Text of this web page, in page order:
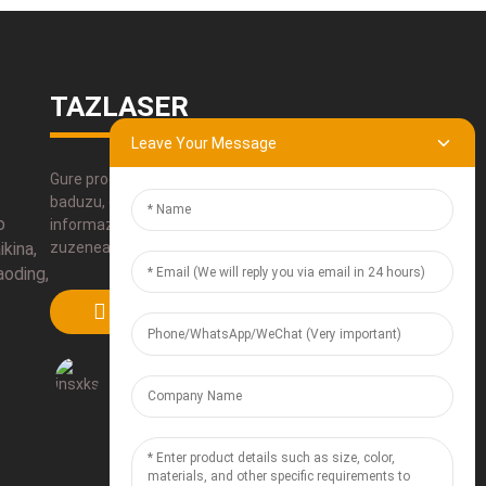
TAZLASER
Gure produktuei buruzko galderarik
baduzu, erabili gure harremanetarako
informazioa, bidali e-posta bat edo deitu
zuzenean.
BIDALI
Leave Your Message